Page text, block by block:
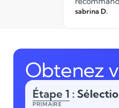
sabrina D.
Obtenez
Étape 1 :
PRIMAIRE